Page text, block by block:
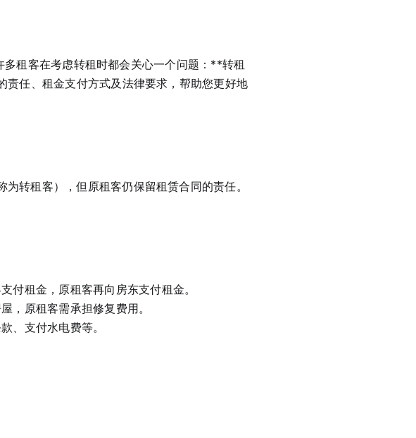
租客在考虑转租时都会关心一个问题：**转租
任、租金支付方式及法律要求，帮助您更好地
转租客），但原租客仍保留租赁合同的责任。
付租金，原租客再向房东支付租金。
，原租客需承担修复费用。
、支付水电费等。